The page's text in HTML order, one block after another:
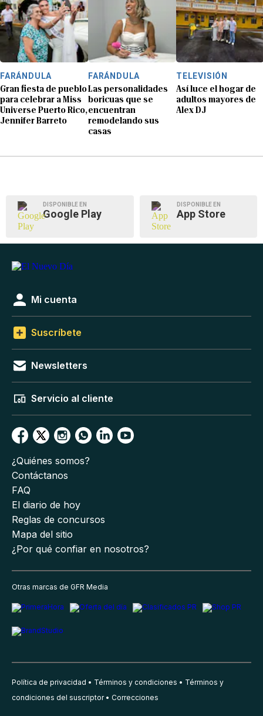
FARÁNDULA
Gran fiesta de pueblo
para celebrar a Miss
Universe Puerto Rico,
Jennifer Barreto
FARÁNDULA
Las personalidades
boricuas que se
encuentran
remodelando sus
casas
TELEVISIÓN
Así luce el hogar de
adultos mayores de
Alex DJ
DISPONIBLE EN
Google Play
DISPONIBLE EN
App Store
Mi cuenta
Suscríbete
Newsletters
Servicio al cliente
¿Quiénes somos?
Contáctanos
FAQ
El diario de hoy
Reglas de concursos
Mapa del sitio
¿Por qué confiar en nosotros?
Otras marcas de GFR Media
Política de privacidad Términos y condiciones
Términos y
condiciones del suscriptor
Correcciones